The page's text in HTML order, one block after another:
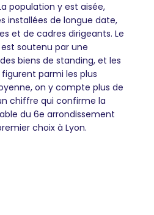
population y est aisée,
installées de longue date,
et de cadres dirigeants. Le
soutenu par une
biens de standing, et les
parmi les plus
on y compte plus de
chiffre qui confirme la
du 6e arrondissement
choix à Lyon.